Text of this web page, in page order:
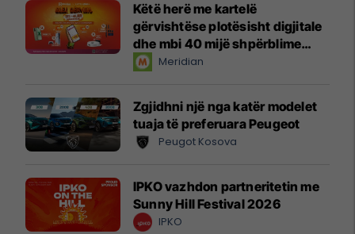
Këtë herë me kartelë
gërvishtëse plotësisht digjitale
dhe mbi 40 mijë shpërblime
instant!Meridian
Zgjidhni një nga katër modelet
tuaja të preferuara Peugeot
Peugot Kosova
IPKO vazhdon partneritetin me
Sunny Hill Festival 2026
IPKO